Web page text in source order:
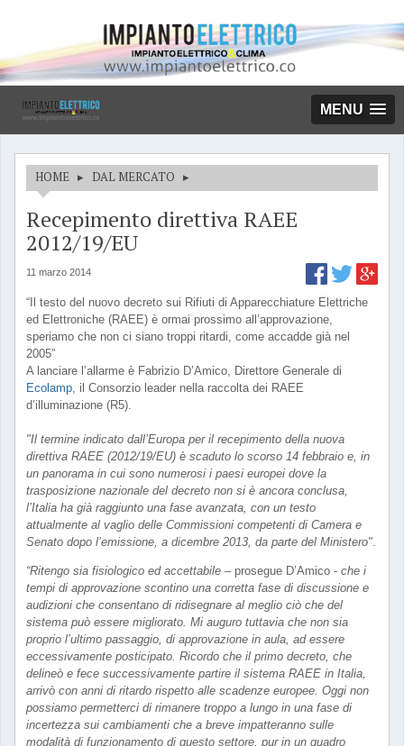
MENU
HOME ▸ DAL MERCATO ▸
Recepimento direttiva RAEE
2012/19/EU
11 marzo 2014
“Il testo del nuovo decreto sui Rifiuti di Apparecchiature Elettriche
ed Elettroniche (RAEE) è ormai prossimo all’approvazione,
speriamo che non ci siano troppi ritardi, come accadde già nel
2005”
A lanciare l’allarme è Fabrizio D’Amico, Direttore Generale di
Ecolamp, il Consorzio leader nella raccolta dei RAEE
d’illuminazione (R5).
"Il termine indicato dall’Europa per il recepimento della nuova
direttiva RAEE (2012/19/EU) è scaduto lo scorso 14 febbraio e, in
un panorama in cui sono numerosi i paesi europei dove la
trasposizione nazionale del decreto non si è ancora conclusa,
l’Italia ha già raggiunto una fase avanzata, con un testo
attualmente al vaglio delle Commissioni competenti di Camera e
Senato dopo l’emissione, a dicembre 2013, da parte del Ministero".
“Ritengo sia fisiologico ed accettabile – prosegue D’Amico - che i
tempi di approvazione scontino una corretta fase di discussione e
audizioni che consentano di ridisegnare al meglio ciò che del
sistema può essere migliorato. Mi auguro tuttavia che non sia
proprio l’ultimo passaggio, di approvazione in aula, ad essere
eccessivamente posticipato. Ricordo che il primo decreto, che
delineò e fece successivamente partire il sistema RAEE in Italia,
arrivò con anni di ritardo rispetto alle scadenze europee. Oggi non
possiamo permetterci di rimanere troppo a lungo in una fase di
incertezza sui cambiamenti che a breve impatteranno sulle
modalità di funzionamento di questo settore, pur in un quadro